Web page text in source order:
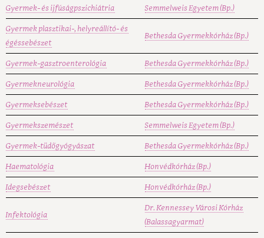
Gyermek- és ijfúságpszichiátria Semmelweis Egyetem (Bp.)
Gyermek plasztikai-, helyreállító- és
égéssebészet
Bethesda Gyermekkórház (Bp.)
Gyermek-gasztroenterológia Bethesda Gyermekkórház (Bp.)
Gyermekneurológia Bethesda Gyermekkórház (Bp.)
Gyermeksebészet Bethesda Gyermekkórház (Bp.)
Gyermekszemészet Semmelweis Egyetem (Bp.)
Gyermek-tüdőgyógyászat Bethesda Gyermekkórház (Bp.)
Haematológia Honvédkórház (Bp.)
Idegsebészet Honvédkórház (Bp.)
Infektológia
Dr. Kennessey Városi Kórház
(Balassagyarmat)